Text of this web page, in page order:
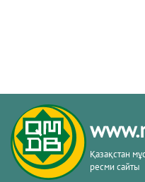
Қазақстан
ресми сайты